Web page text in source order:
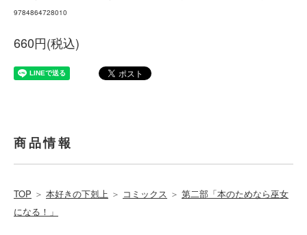
9784864728010
660円(税込)
商品情報
TOP ＞ 本好きの下剋上 ＞ コミックス ＞ 第二部「本のためなら巫女
になる！」